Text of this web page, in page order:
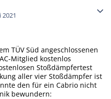
2021
TÜV Süd angeschlossenen
Mitglied kostenlos
Stoßdämpfertest
aller vier Stoßdämpfer ist
den für ein Cabrio nicht
bewundern: